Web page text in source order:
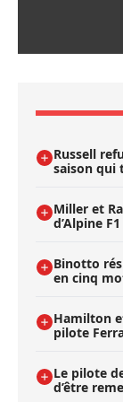
Russell
saison qui
Miller et
d’Alpine
Binotto
en cinq
Hamilton
pilote
Le pilote
d’être